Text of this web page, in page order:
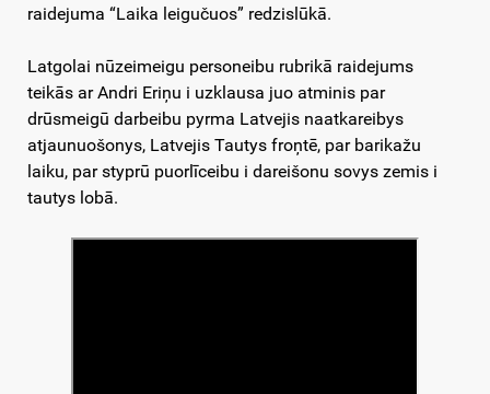
raidejuma “Laika leigučuos” redzislūkā.
Latgolai nūzeimeigu personeibu rubrikā raidejums
teikās ar Andri Eriņu i uzklausa juo atminis par
drūsmeigū darbeibu pyrma Latvejis naatkareibys
atjaunuošonys, Latvejis Tautys froņtē, par barikažu
laiku, par styprū puorlīceibu i dareišonu sovys zemis i
tautys lobā.